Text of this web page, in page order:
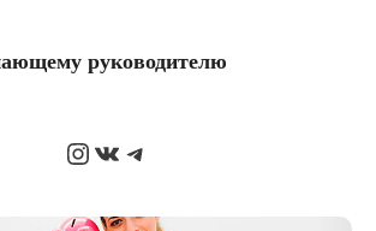
руководителю
Instagram
ВКонтакте
Telegram